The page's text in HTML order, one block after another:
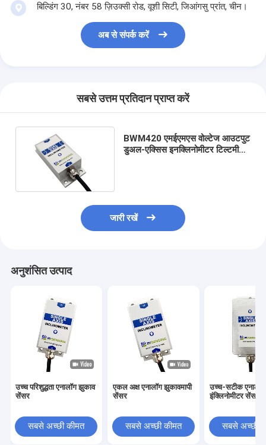
बिल्डिंग 30, नंबर 58 ज़िउक्सी रोड, वूशी सिटी, जिआंगसु प्रांत, चीन।
अब से संपर्क करें
सबसे उत्तम प्रतिदान प्राप्त करें
BWM420 एमईएमएस वोल्टेज आउटपुट
डुअल-एक्सिस इनक्लिनोमीटर टिल्टमीटर
जारी रखें
अनुशंसित उत्पाद
उच्च परिशुद्धता एनालॉग झुकाव
सेंसर
सबसे अच्छी कीमत
एकल अक्ष एनालॉग झुकावमापी
सेंसर
सबसे अच्छी कीमत
उच्च-सटीक एनालॉग
इंक्लिनोमीटर सेंसर
सबसे अच्छी